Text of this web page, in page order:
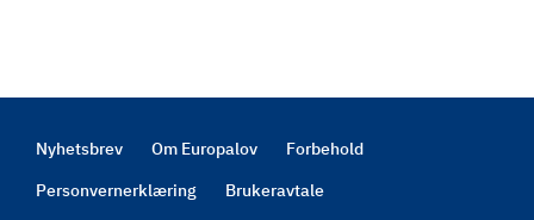
Footer
Nyhetsbrev Om Europalov
Forbehold
Personvernerklæring
Brukeravtale